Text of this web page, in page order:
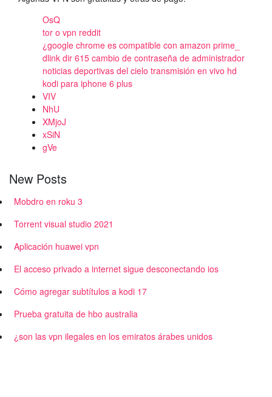
OsQ
tor o vpn reddit
¿google chrome es compatible con amazon prime_
dlink dir 615 cambio de contraseña de administrador
noticias deportivas del cielo transmisión en vivo hd
kodi para iphone 6 plus
VIV
NhU
XMjoJ
xSiN
gVe
New Posts
Mobdro en roku 3
Torrent visual studio 2021
Aplicación huawei vpn
El acceso privado a internet sigue desconectando ios
Cómo agregar subtítulos a kodi 17
Prueba gratuita de hbo australia
¿son las vpn ilegales en los emiratos árabes unidos